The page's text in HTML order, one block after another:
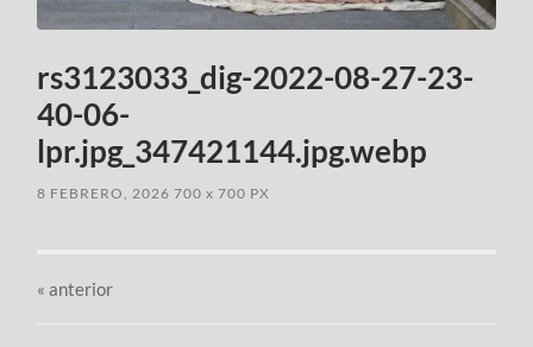
rs3123033_dig-2022-08-27-23-
40-06-
lpr.jpg_347421144.jpg.webp
8 FEBRERO, 2026 700x 700 PX
«anterior